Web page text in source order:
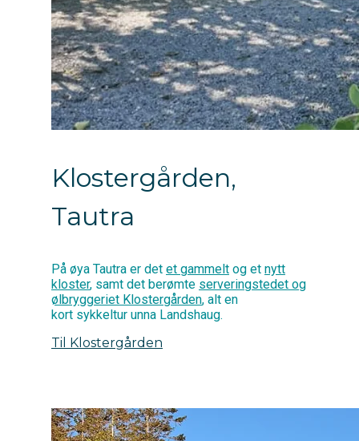
Klostergården,
Tautra
På øya Tautra er det et gammelt og et nytt
kloster, samt det berømte serveringstedet og
ølbryggeriet Klostergården, alt en
kort sykkeltur unna Landshaug.
Til Klostergården